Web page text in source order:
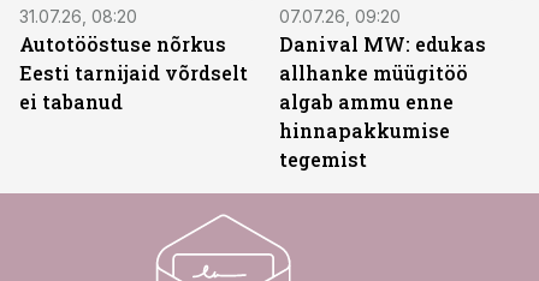
31.07.26, 08:20
Autotööstuse nõrkus
Eesti tarnijaid võrdselt
ei tabanud
07.07.26, 09:20
Danival MW: edukas
allhanke müügitöö
algab ammu enne
hinnapakkumise
tegemist